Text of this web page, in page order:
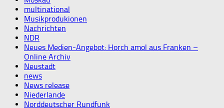
multinational
Musikprodukionen
Nachrichten
NDR
Neues Medien-Angebot: Horch amol aus Franken –
Online Archiv
Neustadt
news
News release
Niederlande
Norddeutscher Rundfunk